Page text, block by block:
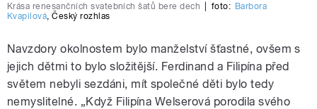
Krása renesančních svatebních šatů bere dech foto: Barbora
Kvapilová ,Český rozhlas
Navzdory okolnostem bylo manželství šťastné, ovšem s
jejich dětmi to bylo složitější. Ferdinand a Filipína před
světem nebyli sezdáni, mít společné děti bylo tedy
nemyslitelné. „Když Filipína Welserová porodila svého